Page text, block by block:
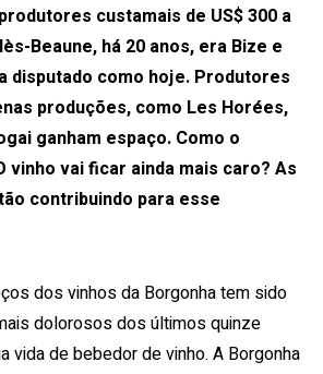
custamais de US$ 300 a
Beaune, há 20 anos, era Bize e
disputado como hoje. Produtores
produções, como Les Horées,
ganham espaço. Como o
vinho vai ficar ainda mais caro? As
contribuindo para esse
dos vinhos da Borgonha tem sido
dolorosos dos últimos quinze
vida de bebedor de vinho. A Borgonha